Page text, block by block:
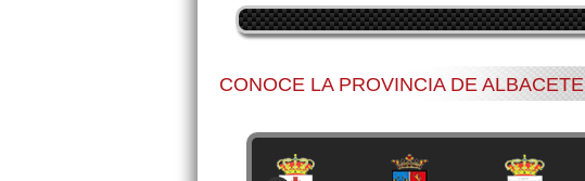
CONOCE LA PROVINCIA DE ALBACETE